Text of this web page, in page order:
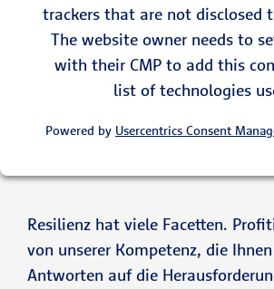
trackers that are not disclosed
The website owner needs to
with their CMP to add this
list of technologies
Powered by Usercentrics Consent
Resilienz hat viele Facetten.
von unserer Kompetenz, die
Antworten auf die